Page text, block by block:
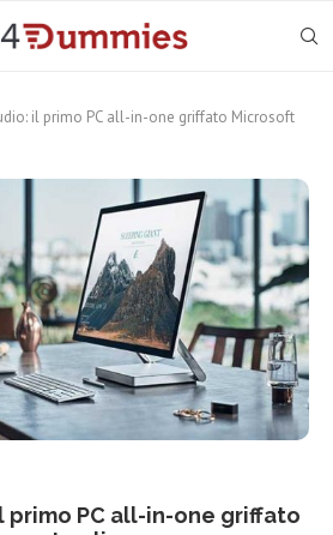
il primo PC all-in-one griffato Microsoft
primo PC all-in-one griffato